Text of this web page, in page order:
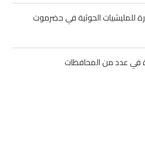
للمليشيات الحوثية في حضرموت
في عدد من المحافظات